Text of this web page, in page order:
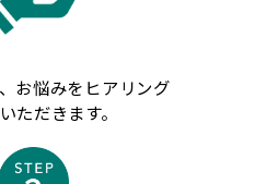
お悩みをヒアリング
ただきます。